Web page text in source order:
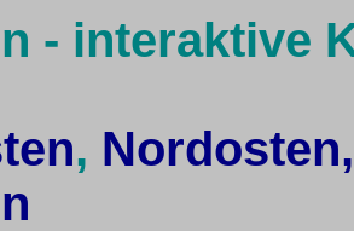
- interaktive
, Nordosten,